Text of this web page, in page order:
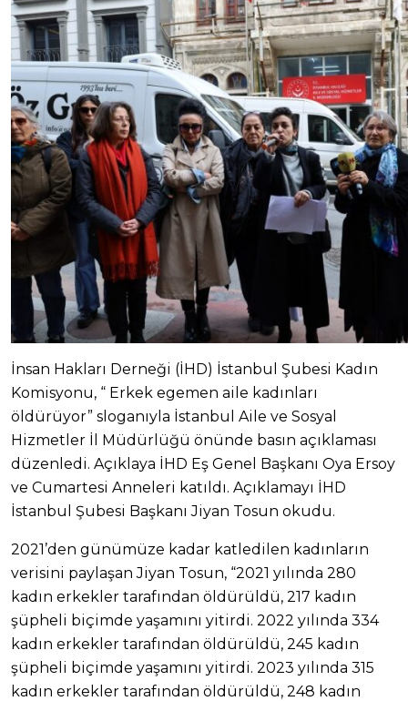
İnsan Hakları Derneği (İHD) İstanbul Şubesi Kadın
Komisyonu, “ Erkek egemen aile kadınları
öldürüyor” sloganıyla İstanbul Aile ve Sosyal
Hizmetler İl Müdürlüğü önünde basın açıklaması
düzenledi. Açıklaya İHD Eş Genel Başkanı Oya Ersoy
ve Cumartesi Anneleri katıldı. Açıklamayı İHD
İstanbul Şubesi Başkanı Jiyan Tosun okudu.
2021’den günümüze kadar katledilen kadınların
verisini paylaşan Jiyan Tosun, “2021 yılında 280
kadın erkekler tarafından öldürüldü, 217 kadın
şüpheli biçimde yaşamını yitirdi. 2022 yılında 334
kadın erkekler tarafından öldürüldü, 245 kadın
şüpheli biçimde yaşamını yitirdi. 2023 yılında 315
kadın erkekler tarafından öldürüldü, 248 kadın